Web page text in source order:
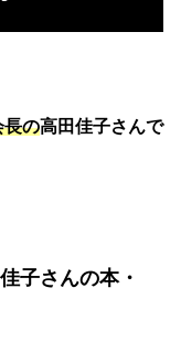
長の高田佳子さんで
子さんの本・